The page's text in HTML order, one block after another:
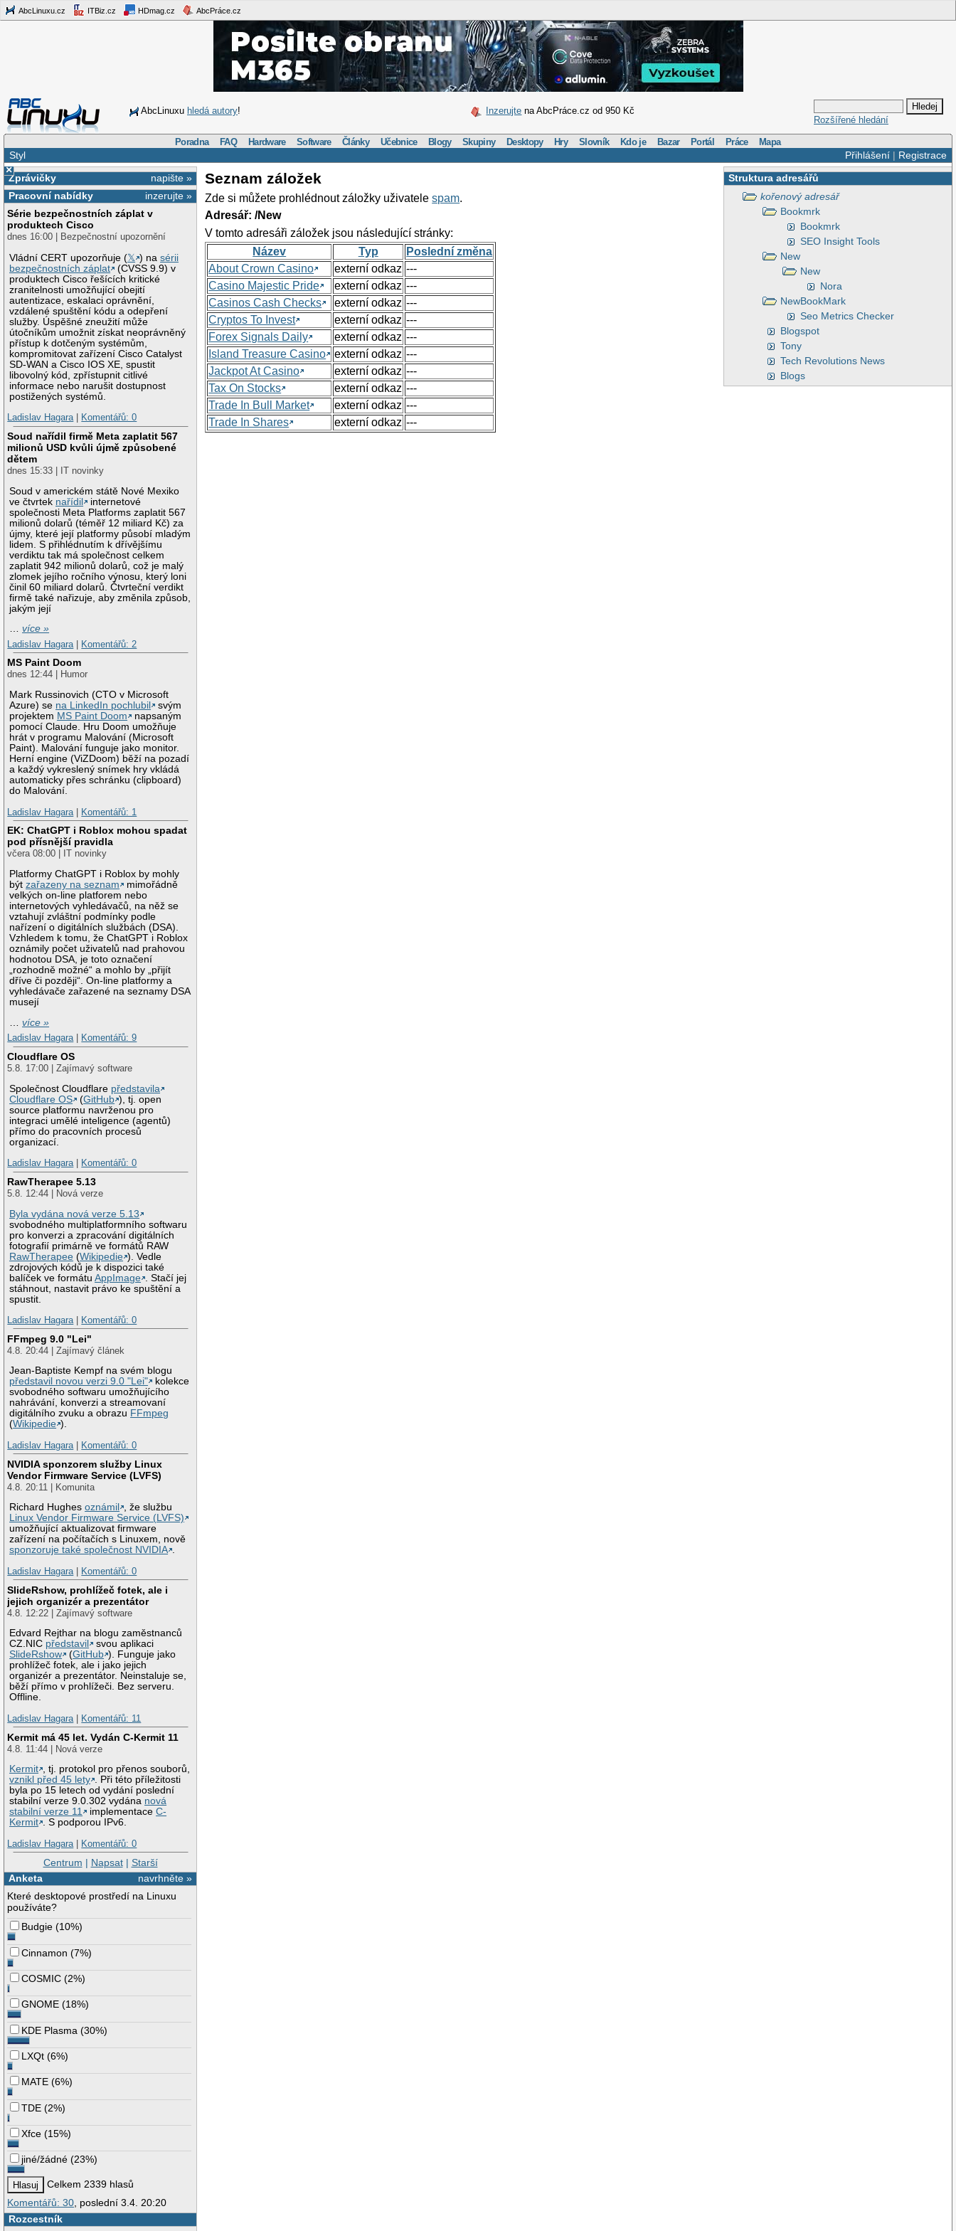
AbcLinuxu.cz ITBiz.cz HDmag.cz AbcPráce.cz
AbcLinuxu hledá autory! Inzerujte na AbcPráce.cz od 950 Kč
Rozšířené hledání
Poradna FAQ Hardware Software Články Učebnice Blogy Skupiny Desktopy Hry Slovník Kdo je Bazar Portál Práce Mapa
Přihlášení| Registrace
Styl
×
napište »
Zprávičky
inzerujte »
Pracovní nabídky
Série bezpečnostních záplat v
produktech Cisco
dnes 16:00 | Bezpečnostní upozornění
Vládní CERT upozorňuje (𝕏 ) nasérii
bezpečnostních záplat
(CVSS 9.9) v
produktech Cisco řešících kritické
zranitelnosti umožňující obejití
autentizace, eskalaci oprávnění,
vzdálené spuštění kódu a odepření
služby. Úspěšné zneužití může
útočníkům umožnit získat neoprávněný
přístup k dotčeným systémům,
kompromitovat zařízení Cisco Catalyst
SD-WAN a Cisco IOS XE, spustit
libovolný kód, zpřístupnit citlivé
informace nebo narušit dostupnost
postižených systémů.
Ladislav Hagara| Komentářů: 0
Soud nařídil firmě Meta zaplatit 567
milionů USD kvůli újmě způsobené
dětem
dnes 15:33 | IT novinky
Soud v americkém státě Nové Mexiko
ve čtvrtek nařídil
internetové
společnosti Meta Platforms zaplatit 567
milionů dolarů (téměř 12 miliard Kč) za
újmy, které její platformy působí mladým
lidem. S přihlédnutím k dřívějšímu
verdiktu tak má společnost celkem
zaplatit 942 milionů dolarů, což je malý
zlomek jejího ročního výnosu, který loni
činil 60 miliard dolarů. Čtvrteční verdikt
firmě také nařizuje, aby změnila způsob,
jakým její
…více »
Ladislav Hagara
Komentářů: 2
MS Paint Doom
dnes 12:44 | Humor
Mark Russinovich (CTO v Microsoft
Azure) se na LinkedIn pochlubil
svým
projektem MS Paint Doom
napsaným
pomocí Claude. Hru Doom umožňuje
hrát v programu Malování (Microsoft
Paint). Malování funguje jako monitor.
Herní engine (ViZDoom) běží na pozadí
a každý vykreslený snímek hry vkládá
automaticky přes schránku (clipboard)
do Malování.
Ladislav Hagara
Komentářů: 1
EK: ChatGPT i Roblox mohou spadat
pod přísnější pravidla
včera 08:00 | IT novinky
Platformy ChatGPT i Roblox by mohly
býtzařazeny na seznam
mimořádně
velkých on-line platforem nebo
internetových vyhledávačů, na něž se
vztahují zvláštní podmínky podle
nařízení o digitálních službách (DSA).
Vzhledem k tomu, že ChatGPT i Roblox
oznámily počet uživatelů nad prahovou
hodnotou DSA, je toto označení
„rozhodně možné“ a mohlo by „přijít
dříve či později“. On-line platformy a
vyhledávače zařazené na seznamy DSA
musejí
…více »
Ladislav Hagara| Komentářů: 9
Cloudflare OS
5.8. 17:00 | Zajímavý software
Společnost Cloudflare představila
Cloudflare OS
(GitHub ), tj. open
source platformu navrženou pro
integraci umělé inteligence (agentů)
přímo do pracovních procesů
organizací.
Ladislav Hagara| Komentářů: 0
RawTherapee 5.13
5.8. 12:44 | Nová verze
Byla vydána nová verze 5.13
svobodného multiplatformního softwaru
pro konverzi a zpracování digitálních
fotografií primárně ve formátů RAW
RawTherapee (Wikipedie ). Vedle
zdrojových kódů je k dispozici také
balíček ve formátuAppImage
. Stačí jej
stáhnout, nastavit právo ke spuštění a
spustit.
Ladislav Hagara| Komentářů: 0
FFmpeg 9.0 "Lei"
4.8. 20:44 | Zajímavý článek
Jean-Baptiste Kempf na svém blogu
představil novou verzi 9.0 "Lei"
kolekce
svobodného softwaru umožňujícího
nahrávání, konverzi a streamovaní
digitálního zvuku a obrazu FFmpeg
(Wikipedie ).
Ladislav Hagara| Komentářů: 0
NVIDIA sponzorem služby Linux
Vendor Firmware Service (LVFS)
4.8. 20:11 | Komunita
Richard Hughesoznámil
, že službu
Linux Vendor Firmware Service (LVFS)
umožňující aktualizovat firmware
zařízení na počítačích s Linuxem, nově
sponzoruje také společnost NVIDIA .
Ladislav Hagara| Komentářů: 0
SlideRshow, prohlížeč fotek, ale i
jejich organizér a prezentátor
4.8. 12:22 | Zajímavý software
Edvard Rejthar na blogu zaměstnanců
CZ.NIC představil
svou aplikaci
SlideRshow
(GitHub ). Funguje jako
prohlížeč fotek, ale i jako jejich
organizér a prezentátor. Neinstaluje se,
běží přímo v prohlížeči. Bez serveru.
Offline.
Ladislav Hagara| Komentářů: 11
Kermit má 45 let. Vydán C-Kermit 11
4.8. 11:44 | Nová verze
Kermit , tj. protokol pro přenos souborů,
vznikl před 45 lety . Při této příležitosti
byla po 15 letech od vydání poslední
stabilní verze 9.0.302 vydána nová
stabilní verze 11
implementaceC-
Kermit . S podporou IPv6.
Ladislav Hagara| Komentářů: 0
Centrum | Napsat| Starší
navrhněte »
Anketa
Které desktopové prostředí na Linuxu
používáte?
Budgie (10%)
Cinnamon (7%)
COSMIC (2%)
GNOME (18%)
KDE Plasma (30%)
LXQt (6%)
MATE (6%)
TDE (2%)
Xfce (15%)
jiné/žádné (23%)
Celkem 2339 hlasů
Komentářů: 30 , poslední 3.4. 20:20
Rozcestník
Struktura adresářů
kořenový adresář
Bookmrk
Bookmrk
SEO Insight Tools
New
New
Nora
NewBookMark
Seo Metrics Checker
Blogspot
Tony
Tech Revolutions News
Blogs
Seznam záložek
Zde si můžete prohlédnout záložky uživatelespam.
Adresář: /New
V tomto adresáři záložek jsou následující stránky:
Název
Typ
Poslední změna
About Crown Casino
externí odkaz ---
Casino Majestic Pride
externí odkaz ---
Casinos Cash Checks
externí odkaz ---
Cryptos To Invest
externí odkaz ---
Forex Signals Daily
externí odkaz ---
Island Treasure Casino
externí odkaz ---
Jackpot At Casino
externí odkaz ---
Tax On Stocks
externí odkaz ---
Trade In Bull Market
externí odkaz ---
Trade In Shares
externí odkaz ---